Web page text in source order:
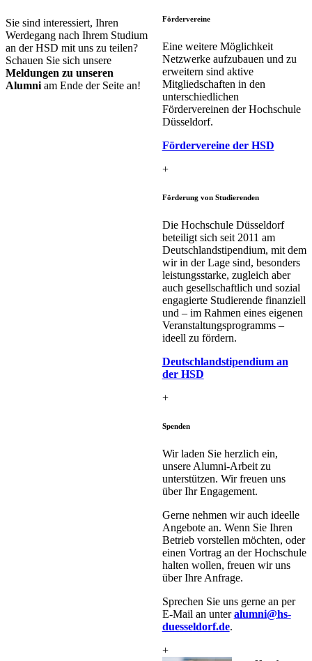
​Sie sind interessiert, Ihren
Werdegang nach Ihrem Studium
an der HSD mit uns zu teilen?
Schauen Sie sich unsere
Meldungen zu unseren
Alumni am Ende der Seite an!​
Fördervereine
Eine weitere Möglichkeit
Netzwerke aufzubauen und zu
erweitern sind aktive
Mitgliedschaften in den
unterschiedlichen
Fördervereinen der Hochschule
Düsseldorf.
Förderver​eine d​er HSD
+
Förderung von Studierenden
Die Hochschule Düsseldorf
beteiligt sich seit 2011 am
Deutschlandstipendium, mit dem
wir in der Lage sind, besonders
leistungsstarke, zugleich aber
auch gesellschaftlich und sozial
engagierte Studierende finanziell
und – im Rahmen eines eigenen
Veranstaltungsprogramms –
ideell zu fördern.
Deutschlandstipendium an
der HSD
+
Spenden
Wir laden Sie herzlich ein,
unsere Alumni-Arbeit zu
unterstützen. Wir freuen uns
über Ihr Engagement.
Gerne nehmen wir auch ideelle
Angebote an. Wenn Sie Ihren
Betrieb vorstellen möchten, oder
einen Vortrag an der Hochschule
halten wollen, freuen wir uns
über Ihre Anfrage.
Sprechen Sie uns gerne an per
E-Mail an unteralumni@hs-
duesseldorf.de.
+